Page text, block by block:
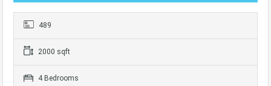
489
2000 sqft
4 Bedrooms